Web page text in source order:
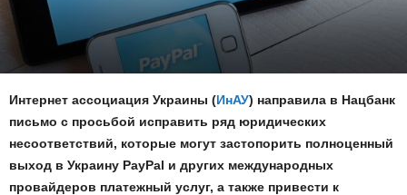
Интернет ассоциация Украины (ИнАУ) направила в Нацбанк
письмо с просьбой исправить ряд юридических
несоответствий, которые могут застопорить полноценный
выход в Украину PayPal и других международных
провайдеров платежный услуг, а также привести к